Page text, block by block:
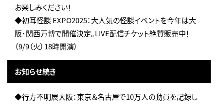
お楽しみください！
◆初耳怪談 EXPO2025：大人気の怪談イベントを今年は大
阪・関西万博で開催決定。LIVE配信チケット絶賛販売中！
（9/9（火）18時開演）
お知らせ続き
◆行方不明展大阪：東京＆名古屋で10万人の動員を記録し